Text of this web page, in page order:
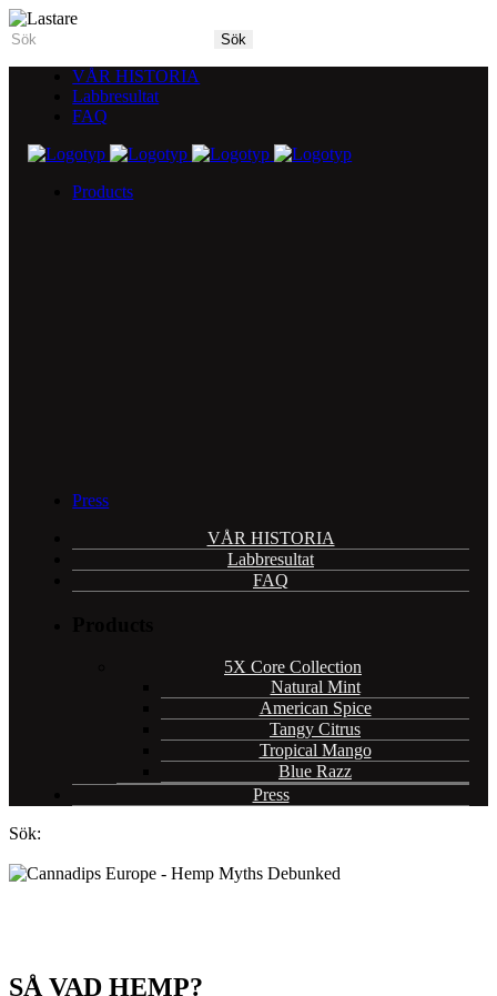
VÅR HISTORIA
Labbresultat
FAQ
Products
Press
VÅR HISTORIA
Labbresultat
FAQ
5X Core Collection
Natural Mint
American Spice
Tangy Citrus
Tropical Mango
Blue Razz
Press
Sök:
SÅ VAD HEMP?